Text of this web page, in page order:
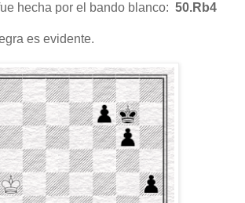
hecha por el bando blanco: 50.Rb4
es evidente.